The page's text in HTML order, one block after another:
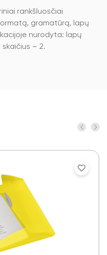
rankšluosčiai
formatą, gramatūrą, lapų
nurodyta: lapų
– 2.